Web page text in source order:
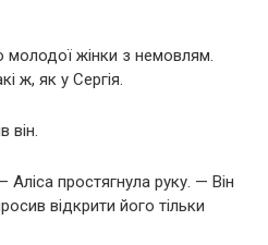
жінки з немовлям.
ж, як у Сергія.
він.
простягнула руку. — Він
відкрити його тільки